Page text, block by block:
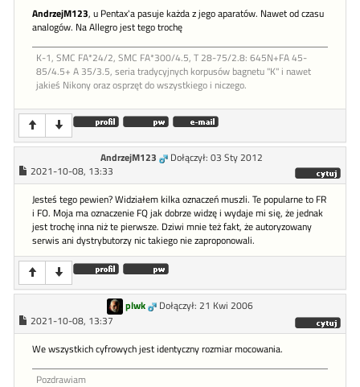
AndrzejM123, u Pentax'a pasuje każda z jego aparatów. Nawet od czasu
analogów. Na Allegro jest tego trochę
K-1, SMC FA*24/2, SMC FA*300/4.5, T 28-75/2.8: 645N+FA 45-
85/4.5+ A 35/3.5, seria tradycyjnych korpusów bagnetu "K" i nawet
jakieś Nikony oraz osprzęt do wszystkiego i niczego.
AndrzejM123
Dołączył: 03 Sty 2012
2021-10-08, 13:33
Jesteś tego pewien? Widziałem kilka oznaczeń muszli. Te popularne to FR
i FO. Moja ma oznaczenie FQ jak dobrze widzę i wydaje mi się, że jednak
jest trochę inna niż te pierwsze. Dziwi mnie też fakt, że autoryzowany
serwis ani dystrybutorzy nic takiego nie zaproponowali.
plwk
Dołączył: 21 Kwi 2006
2021-10-08, 13:37
We wszystkich cyfrowych jest identyczny rozmiar mocowania.
Pozdrawiam